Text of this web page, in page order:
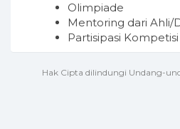
Olimpiade
Mentoring dari Ahli/
Partisipasi Kompetisi
Hak Cipta dilindungi Undang-